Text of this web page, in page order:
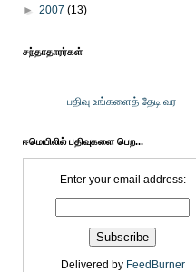
► 2007 (13)
சந்தாதாரர்கள்
பதிவு உங்களைத் தேடி வர
ஈமெயிலில் பதிவுகளை பெற...
Enter your email address:
Delivered by FeedBurner